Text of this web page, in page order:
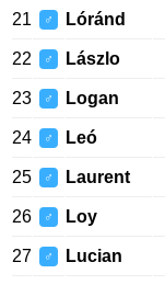
21 ♂ Lóránd
22 ♂ Lászlo
23 ♂ Logan
24 ♂ Leó
25 ♂ Laurent
26 ♂ Loy
27 ♂ Lucian